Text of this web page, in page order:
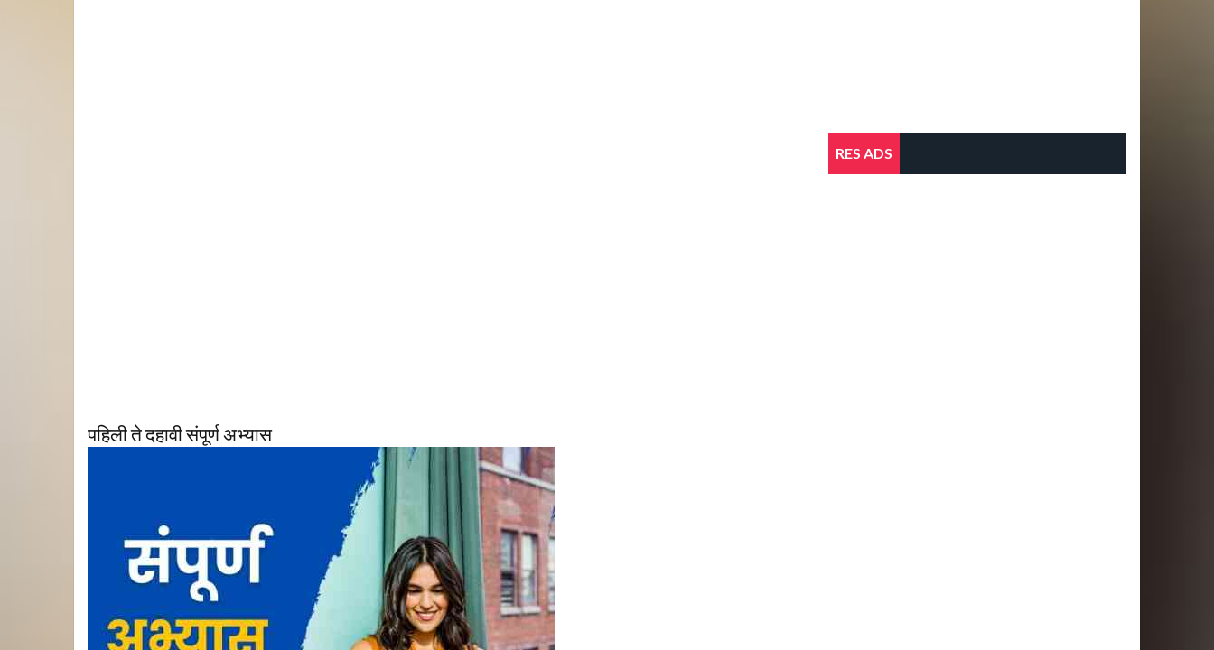
पहिली ते दहावी संपूर्ण अभ्यास
RES ADS